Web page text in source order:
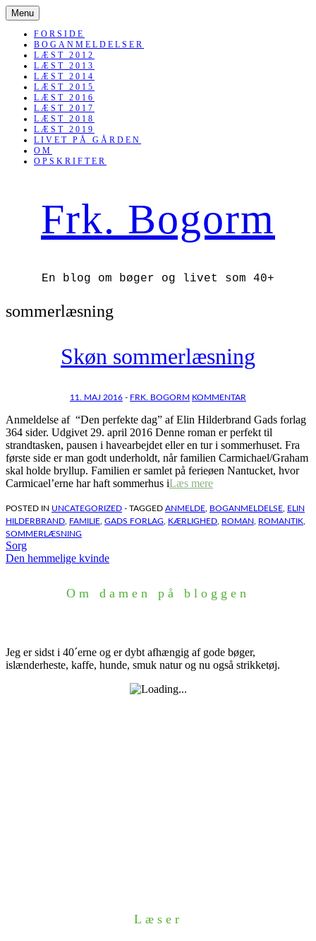
Menu SKIP
TO
CONTENT
FORSIDE
BOGANMELDELSER
LÆST 2012
LÆST 2013
LÆST 2014
LÆST 2015
LÆST 2016
LÆST 2017
LÆST 2018
LÆST 2019
LIVET PÅ GÅRDEN
OM
OPSKRIFTER
Frk. Bogorm
En blog om bøger og livet som 40+
sommerlæsning
Skøn sommerlæsning
11. MAJ 2016 - FRK. BOGORM KOMMENTAR
Anmeldelse af “Den perfekte dag” af Elin Hilderbrand Gads forlag
364 sider. Udgivet 29. april 2016 Denne roman er perfekt til
strandtasken, pausen i havearbejdet eller en tur i sommerhuset. Fra
første side er man godt underholdt, når familien Carmichael/Graham
skal holde bryllup. Familien er samlet på ferieøen Nantucket, hvor
Carmicael’erne har haft sommerhus iLæs mere
POSTED IN UNCATEGORIZED - TAGGED ANMELDE BOGANMELDELSE
ELIN
HILDERBRAND
FAMILIE GADS FORLAG KÆRLIGHED ROMAN ROMANTIK
SOMMERLÆSNING
Indlægsnavigation
Sorg
Den hemmelige kvinde
Om damen på bloggen
Jeg er sidst i 40´erne og er dybt afhængig af gode bøger,
islænderheste, kaffe, hunde, smuk natur og nu også strikketøj.
Læser